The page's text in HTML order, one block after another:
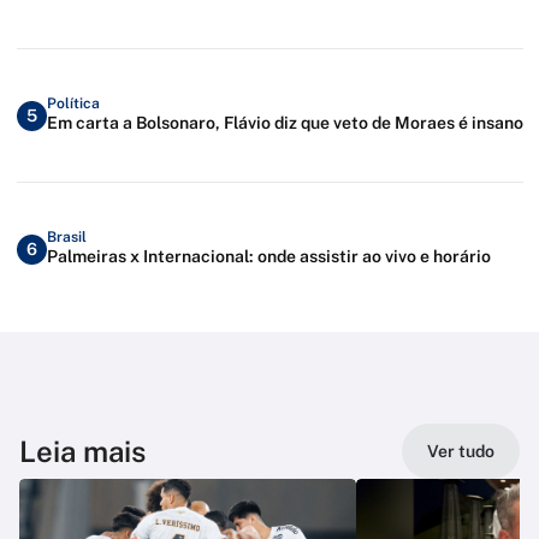
5
Política
Em carta a Bolsonaro, Flávio diz que veto de Moraes é insano
6
Brasil
Palmeiras x Internacional: onde assistir ao vivo e horário
Leia mais Ver tudo